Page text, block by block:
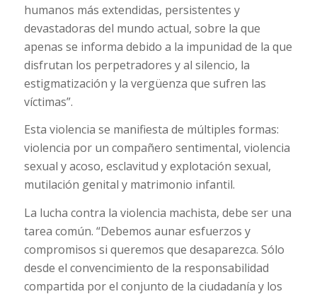
humanos más extendidas, persistentes y
devastadoras del mundo actual, sobre la que
apenas se informa debido a la impunidad de la que
disfrutan los perpetradores y al silencio, la
estigmatización y la vergüenza que sufren las
víctimas”.
Esta violencia se manifiesta de múltiples formas:
violencia por un compañero sentimental, violencia
sexual y acoso, esclavitud y explotación sexual,
mutilación genital y matrimonio infantil.
La lucha contra la violencia machista, debe ser una
tarea común. “Debemos aunar esfuerzos y
compromisos si queremos que desaparezca. Sólo
desde el convencimiento de la responsabilidad
compartida por el conjunto de la ciudadanía y los